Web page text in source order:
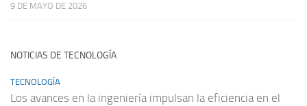
9 DE MAYO DE 2026
NOTICIAS DE TECNOLOGÍA
TECNOLOGÍA
Los avances en la ingeniería impulsan la eficiencia en el